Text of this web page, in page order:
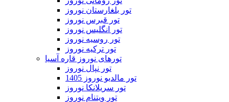
تور بلغارستان نوروز
تور قبرس نوروز
تور انگلیس نوروز
تور روسیه نوروز
تور ترکیه نوروز
تورهای نوروز قاره آسیا
تور نپال نوروز
تور مالدیو نوروز 1405
تور سریلانکا نوروز
تور ویتنام نوروز